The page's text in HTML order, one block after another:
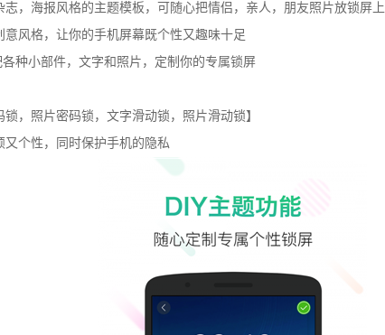
志，海报风格的主题模板，可随心把情侣，亲人，朋友照片放锁屏上
意风格，让你的手机屏幕既个性又趣味十足
各种小部件，文字和照片，定制你的专属锁屏
锁，照片密码锁，文字滑动锁，照片滑动锁】
个性，同时保护手机的隐私